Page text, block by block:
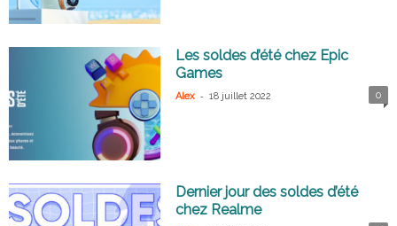
Les soldes d’été chez Epic
Games
Alex - 18 juillet 2022 0
Dernier jour des soldes d’été
chez Realme